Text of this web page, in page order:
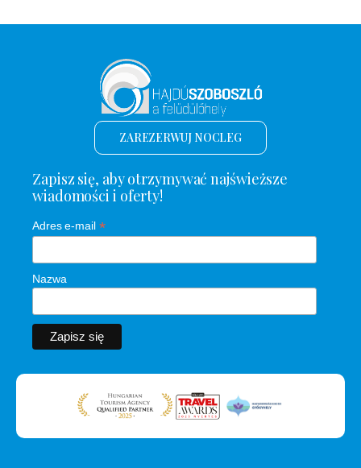
ZAREZERWUJ NOCLEG
Zapisz się, aby otrzymywać najświeższe
wiadomości i oferty!
Adres e-mail *
Nazwa